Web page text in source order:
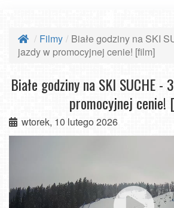
Filmy
Białe godziny na SKI
jazdy w promocyjnej cenie! [film]
Białe godziny na SKI SUCHE -
promocyjnej
wtorek, 10 lutego 2026